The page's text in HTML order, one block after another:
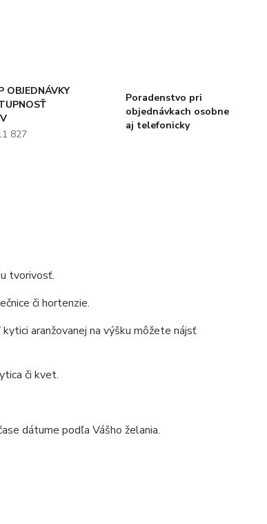
OBJEDNÁVKY
827
Poradenstvo pri
objednávkach osobne
aj telefonicky
tvorivosť.
či hortenzie.
aranžovanej na výšku môžete nájsť
či kvet.
dátume podľa Vášho želania.